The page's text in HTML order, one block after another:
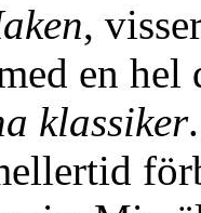
,
en
klassiker